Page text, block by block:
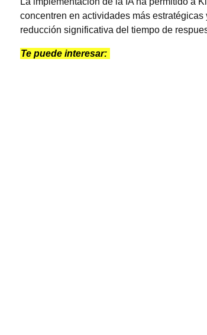
concentren en actividades más
reducción significativa del tiempo de
Te puede interesar: